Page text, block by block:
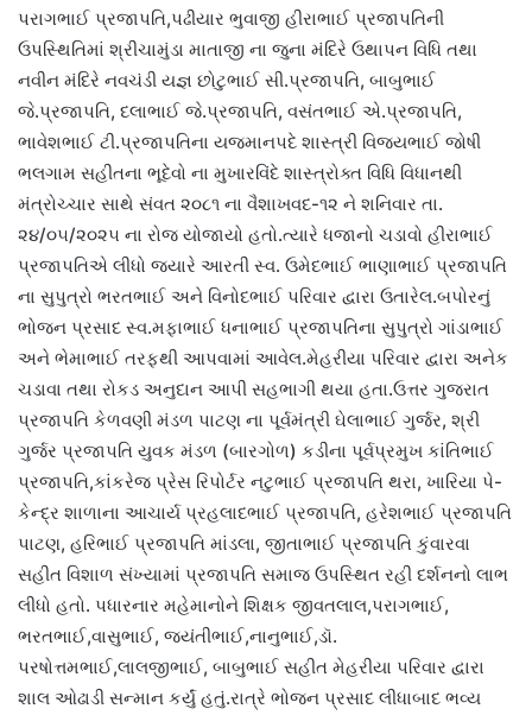
પરાગભાઈ પ્રજાપતિ,પઢીયાર ભુવાજી હીરાભાઈ પ્રજાપતિની
ઉપસ્થિતિમાં શ્રીચામુંડા માતાજી ના જુના મંદિરે ઉથાપન વિધિ તથા
નવીન મંદિરે નવચંડી યજ્ઞ છોટુભાઈ સી.પ્રજાપતિ, બાબુભાઈ
જે.પ્રજાપતિ, દલાભાઈ જે.પ્રજાપતિ, વસંતભાઈ એ.પ્રજાપતિ,
ભાવેશભાઈ ટી.પ્રજાપતિના યજમાનપદે શાસ્ત્રી વિજયભાઈ જોષી
ભલગામ સહીતના ભૂદેવો ના મુખારવિંદે શાસ્ત્રોક્ત વિધિ વિધાનથી
મંત્રોચ્ચાર સાથે સંવત ૨૦૮૧ ના વૈશાખવદ-૧૨ ને શનિવાર તા.
૨૪/૦૫/૨૦૨૫ ના રોજ યોજાયો હતો.ત્યારે ધજાનો ચડાવો હીરાભાઈ
પ્રજાપતિએ લીધો જયારે આરતી સ્વ. ઉમેદભાઈ ભાણાભાઈ પ્રજાપતિ
ના સુપુત્રો ભરતભાઈ અને વિનોદભાઈ પરિવાર દ્વારા ઉતારેલ.બપોરનું
ભોજન પ્રસાદ સ્વ.મફાભાઈ ધનાભાઈ પ્રજાપતિના સુપુત્રો ગાંડાભાઈ
અને ભેમાભાઈ તરફથી આપવામાં આવેલ.મેહરીયા પરિવાર દ્વારા અનેક
ચડાવા તથા રોકડ અનુદાન આપી સહભાગી થયા હતા.ઉત્તર ગુજરાત
પ્રજાપતિ કેળવણી મંડળ પાટણ ના પૂર્વમંત્રી ઘેલાભાઈ ગુર્જર, શ્રી
ગુર્જર પ્રજાપતિ યુવક મંડળ (બારગોળ) કડીના પૂર્વપ્રમુખ કાંતિભાઈ
પ્રજાપતિ,કાંકરેજ પ્રેસ રિપોર્ટર નટુભાઈ પ્રજાપતિ થરા, ખારિયા પે-
કેન્દ્ર શાળાના આચાર્ય પ્રહલાદભાઈ પ્રજાપતિ, હરેશભાઈ પ્રજાપતિ
પાટણ, હરિભાઈ પ્રજાપતિ માંડલા, જીતાભાઈ પ્રજાપતિ કુંવારવા
સહીત વિશાળ સંખ્યામાં પ્રજાપતિ સમાજ ઉપસ્થિત રહી દર્શનનો લાભ
લીધો હતો. પધારનાર મહેમાનોને શિક્ષક જીવતલાલ,પરાગભાઈ,
ભરતભાઈ,વાસુભાઈ, જયંતીભાઈ,નાનુભાઈ,ડૉ.
પરષોત્તમભાઈ,લાલજીભાઈ, બાબુભાઈ સહીત મેહરીયા પરિવાર દ્વારા
શાલ ઓઢાડી સન્માન કર્યું હતું.રાત્રે ભોજન પ્રસાદ લીધાબાદ ભવ્ય